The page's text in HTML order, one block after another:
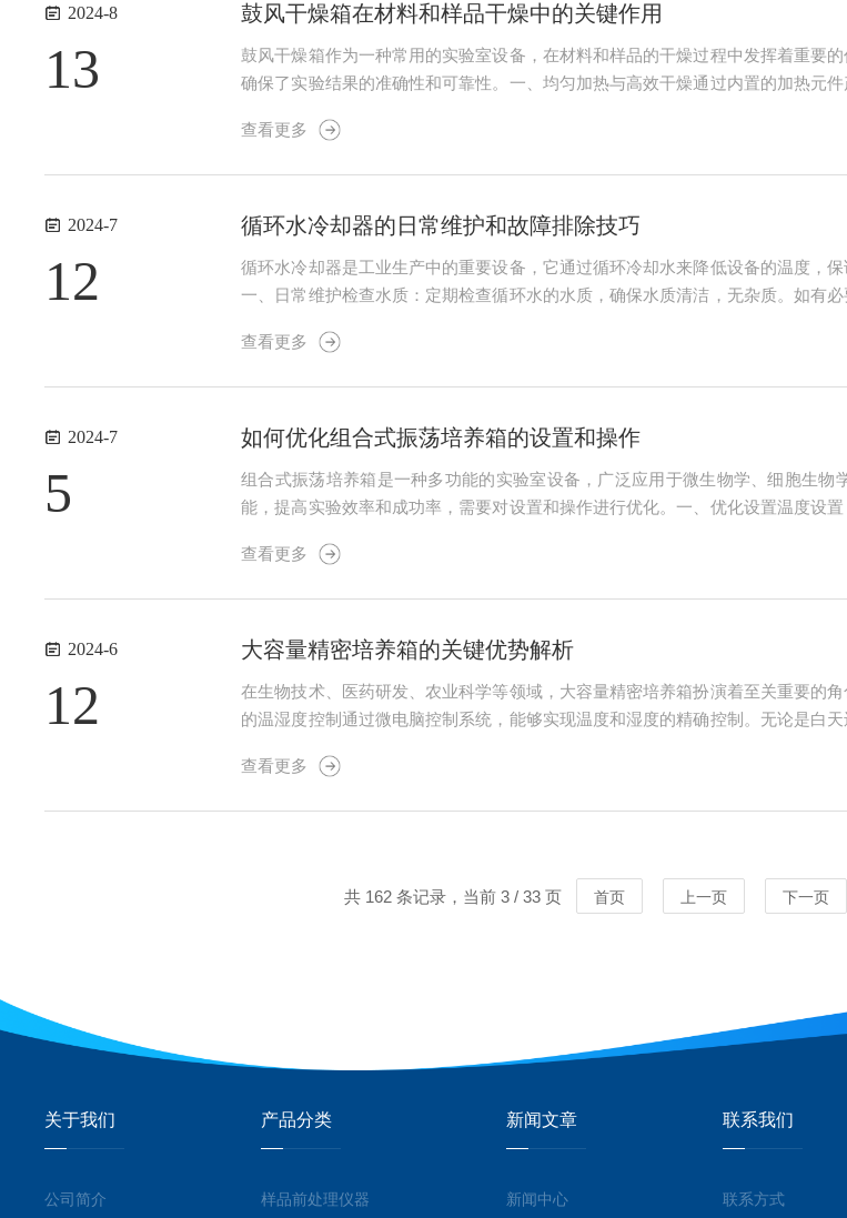
2024-8
13
鼓风干燥箱在材料和样品干燥中的关键作用
鼓风干燥箱作为一种常用的实验室设备，在材料和样品的干燥过程中发挥着重要
确保了实验结果的准确性和可靠性。一、均匀加热与高效干燥通过内置的加热元
精确的温度控制系统和定时功能。用户可以根据不同的...
查看更多
2024-7
12
循环水冷却器的日常维护和故障排除技巧
循环水冷却器是工业生产中的重要设备，它通过循环冷却水来降低设备的温度，
一、日常维护检查水质：定期检查循环水的水质，确保水质清洁，无杂质。如有
面：定期检查表面，确保表面清洁，无污垢。如发现表面...
查看更多
2024-7
5
如何优化组合式振荡培养箱的设置和操作
组合式振荡培养箱是一种多功能的实验室设备，广泛应用于微生物学、细胞生
能，提高实验效率和成功率，需要对设置和操作进行优化。一、优化设置温度设
健康状况。过快的转速可能导致细胞损伤，而过慢的转...
查看更多
2024-6
12
大容量精密培养箱的关键优势解析
在生物技术、医药研发、农业科学等领域，大容量精密培养箱扮演着至关重要的
的温湿度控制通过微电脑控制系统，能够实现温度和湿度的精确控制。无论是白
内的空气能够均匀流动，从而避免了局部过冷或过热的...
查看更多
共 162 条记录，当前 3 / 33 页 首页 上一页 下一页
关于我们
公司简介
产品分类
样品前处理仪器
新闻文章
新闻中心
联系我们
联系方式